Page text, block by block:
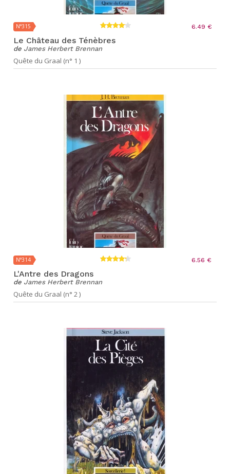
N°315 6.49 €
Le Château des Ténèbres
de James Herbert Brennan
Quête du Graal (n° 1 )
N°314 6.56 €
L'Antre des Dragons
de James Herbert Brennan
Quête du Graal (n° 2 )